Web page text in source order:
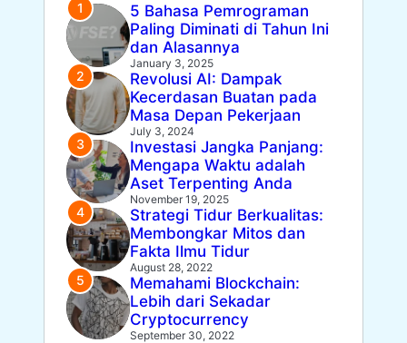
5 Bahasa Pemrograman
Paling Diminati di Tahun Ini
dan Alasannya
January 3, 2025
Revolusi AI: Dampak
Kecerdasan Buatan pada
Masa Depan Pekerjaan
July 3, 2024
Investasi Jangka Panjang:
Mengapa Waktu adalah
Aset Terpenting Anda
November 19, 2025
Strategi Tidur Berkualitas:
Membongkar Mitos dan
Fakta Ilmu Tidur
August 28, 2022
Memahami Blockchain:
Lebih dari Sekadar
Cryptocurrency
September 30, 2022